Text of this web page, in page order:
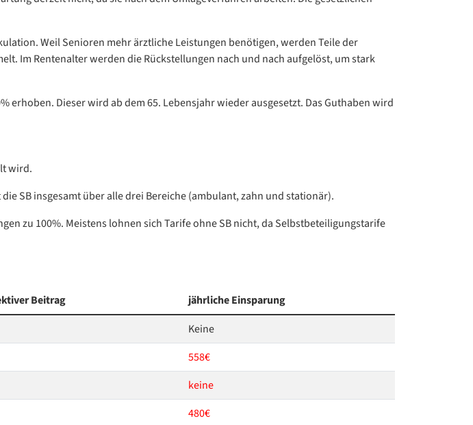
Weil Senioren mehr ärztliche Leistungen benötigen, werden Teile der
Im Rentenalter werden die Rückstellungen nach und nach aufgelöst, um stark
Dieser wird ab dem 65. Lebensjahr wieder ausgesetzt. Das Guthaben wird
wird.
SB insgesamt über alle drei Bereiche (ambulant, zahn und stationär).
zu 100%. Meistens lohnen sich Tarife ohne SB nicht, da Selbstbeteiligungstarife
Beitrag
jährliche Einsparung
Keine
558€
keine
480€